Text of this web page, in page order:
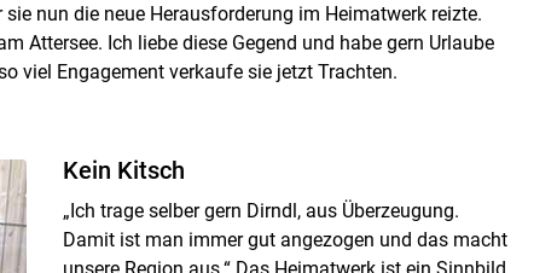
nun die neue Herausforderung im Heimatwerk reizte.
Attersee. Ich liebe diese Gegend und habe gern Urlaube
viel Engagement verkaufe sie jetzt Trachten.
Kein Kitsch
„Ich trage selber gern Dirndl, aus Überzeugung.
Damit ist man immer gut angezogen und das macht
unsere Region aus.“ Das Heimatwerk ist ein Sinnbild